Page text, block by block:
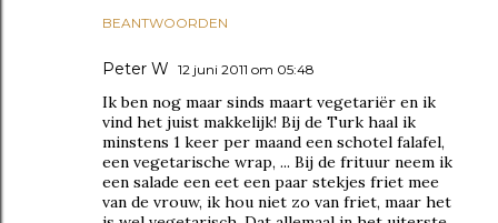
BEANTWOORDEN
Peter W 12 juni 2011 om 05:48
Ik ben nog maar sinds maart vegetariër en ik
vind het juist makkelijk! Bij de Turk haal ik
minstens 1 keer per maand een schotel falafel,
een vegetarische wrap, ... Bij de frituur neem ik
een salade een eet een paar stekjes friet mee
van de vrouw, ik hou niet zo van friet, maar het